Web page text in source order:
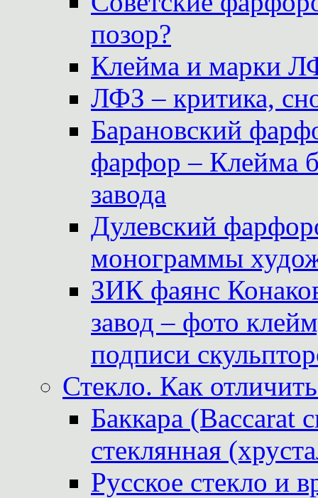
позор?
Клейма и марки
ЛФЗ – критика,
Барановский
фарфор – Клейма
завода
Дулевский
монограммы
ЗИК фаянс
завод – фото
подписи
Стекло. Как
Баккара (Baccarat
стеклянная
Русское стекло и